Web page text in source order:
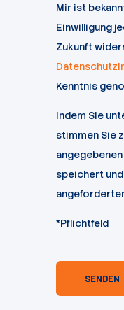
Mir ist
Einwilligung
Zukunft
Kenntnis
Indem Sie
stimmen Sie
speichert
*Pflichtfeld